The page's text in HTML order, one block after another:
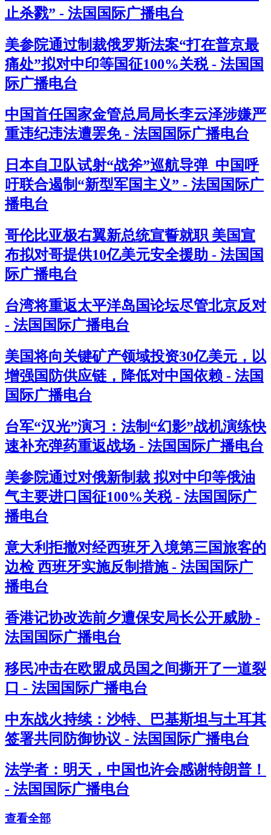
止杀戮” - 法国国际广播电台
美参院通过制裁俄罗斯法案“打在普京最
痛处”拟对中印等国征100%关税 - 法国国
际广播电台
中国首任国家金管总局局长李云泽涉嫌严
重违纪违法遭罢免 - 法国国际广播电台
日本自卫队试射“战斧”巡航导弹 中国呼
吁联合遏制“新型军国主义” - 法国国际广
播电台
哥伦比亚极右翼新总统宣誓就职 美国宣
布拟对哥提供10亿美元安全援助 - 法国国
际广播电台
台湾将重返太平洋岛国论坛尽管北京反对
- 法国国际广播电台
美国将向关键矿产领域投资30亿美元，以
增强国防供应链，降低对中国依赖 - 法国
国际广播电台
台军“汉光”演习：法制“幻影”战机演练快
速补充弹药重返战场 - 法国国际广播电台
美参院通过对俄新制裁 拟对中印等俄油
气主要进口国征100%关税 - 法国国际广
播电台
意大利拒撤对经西班牙入境第三国旅客的
边检 西班牙实施反制措施 - 法国国际广
播电台
香港记协改选前夕遭保安局长公开威胁 -
法国国际广播电台
移民冲击在欧盟成员国之间撕开了一道裂
口 - 法国国际广播电台
中东战火持续：沙特、巴基斯坦与土耳其
签署共同防御协议 - 法国国际广播电台
法学者：明天，中国也许会感谢特朗普！
- 法国国际广播电台
查看全部